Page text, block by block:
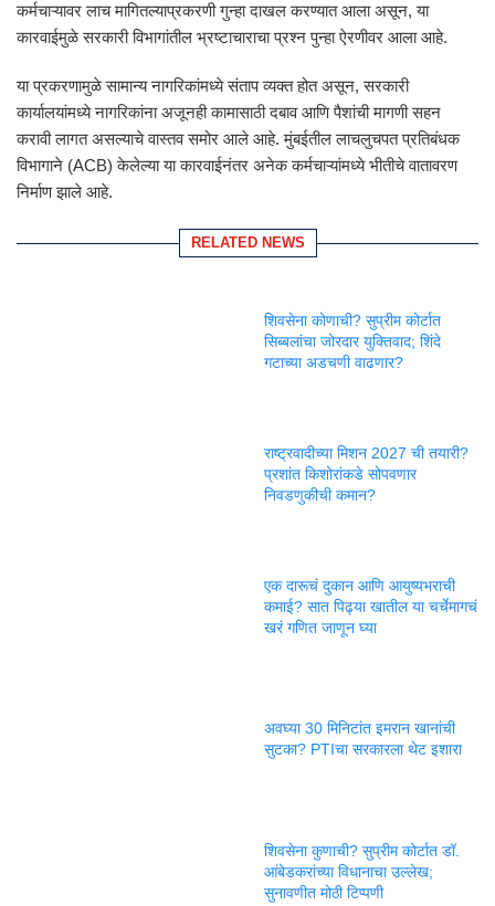
कर्मचाऱ्यावर लाच मागितल्याप्रकरणी गुन्हा दाखल करण्यात आला असून, या
कारवाईमुळे सरकारी विभागांतील भ्रष्टाचाराचा प्रश्न पुन्हा ऐरणीवर आला आहे.
या प्रकरणामुळे सामान्य नागरिकांमध्ये संताप व्यक्त होत असून, सरकारी
कार्यालयांमध्ये नागरिकांना अजूनही कामासाठी दबाव आणि पैशांची मागणी सहन
करावी लागत असल्याचे वास्तव समोर आले आहे. मुंबईतील लाचलुचपत प्रतिबंधक
विभागाने (ACB) केलेल्या या कारवाईनंतर अनेक कर्मचाऱ्यांमध्ये भीतीचे वातावरण
निर्माण झाले आहे.
RELATED NEWS
शिवसेना कोणाची? सुप्रीम कोर्टात
सिब्बलांचा जोरदार युक्तिवाद; शिंदे
गटाच्या अडचणी वाढणार?
राष्ट्रवादीच्या मिशन 2027 ची तयारी?
प्रशांत किशोरांकडे सोपवणार
निवडणुकीची कमान?
एक दारूचं दुकान आणि आयुष्यभराची
कमाई? सात पिढ्या खातील या चर्चेमागचं
खरं गणित जाणून घ्या
अवघ्या 30 मिनिटांत इमरान खानांची
सुटका? PTIचा सरकारला थेट इशारा
शिवसेना कुणाची? सुप्रीम कोर्टात डॉ.
आंबेडकरांच्या विधानाचा उल्लेख;
सुनावणीत मोठी टिप्पणी